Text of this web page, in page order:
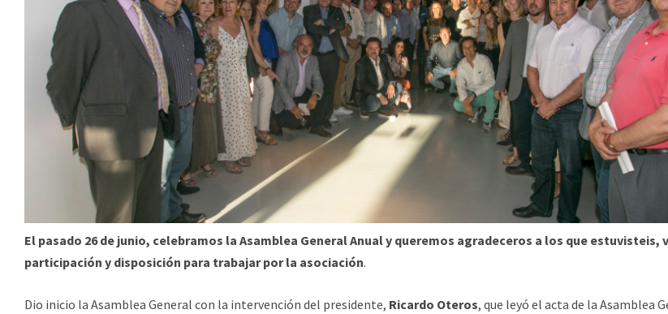
El pasado 26 de junio, celebramos la Asamblea General Anual y queremos agradeceros a los que estuvisteis,
participación y disposición para trabajar por la asociación.
Dio inicio la Asamblea General con la intervención del presidente, Ricardo Oteros, que leyó el acta de la Asamblea